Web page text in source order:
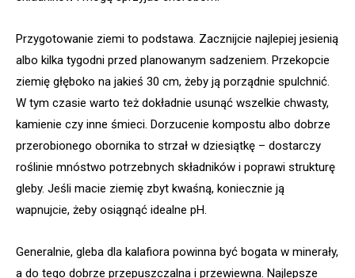
Przygotowanie ziemi to podstawa. Zacznijcie najlepiej jesienią
albo kilka tygodni przed planowanym sadzeniem. Przekopcie
ziemię głęboko na jakieś 30 cm, żeby ją porządnie spulchnić.
W tym czasie warto też dokładnie usunąć wszelkie chwasty,
kamienie czy inne śmieci. Dorzucenie kompostu albo dobrze
przerobionego obornika to strzał w dziesiątkę – dostarczy
roślinie mnóstwo potrzebnych składników i poprawi strukturę
gleby. Jeśli macie ziemię zbyt kwaśną, koniecznie ją
wapnujcie, żeby osiągnąć idealne pH.
Generalnie, gleba dla kalafiora powinna być bogata w minerały,
a do tego dobrze przepuszczalna i przewiewna. Najlepsze